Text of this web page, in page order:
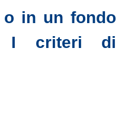
o in un fondo
I criteri di